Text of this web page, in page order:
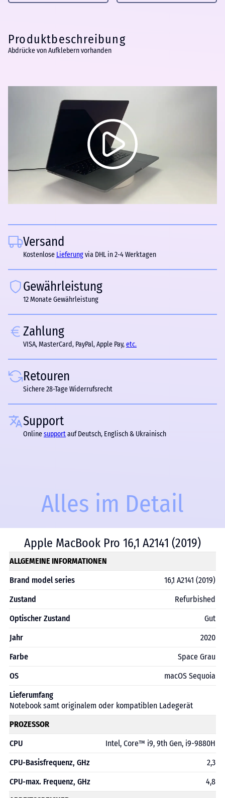
Produktbeschreibung
Abdrücke von Aufklebern vorhanden
Versand
Kostenlose Lieferungvia DHL in 2-4 Werktagen
Gewährleistung
12 Monate Gewährleistung
Zahlung
VISA, MasterCard, PayPal, Apple Pay,etc.
Retouren
Sichere 28-Tage Widerrufsrecht
Support
Onlinesupportauf Deutsch, Englisch & Ukrainisch
Alles im Detail
Apple MacBook Pro 16,1 A2141 (2019)
ALLGEMEINE INFORMATIONEN
Brand model series
16,1 A2141 (2019)
Zustand
Refurbished
Optischer Zustand
Gut
Jahr
2020
Farbe
Space Grau
OS
macOS Sequoia
Lieferumfang
Notebook samt originalem oder kompatiblen Ladegerät
PROZESSOR
CPU
Intel, Core™ i9, 9th Gen, i9-9880H
CPU-Basisfrequenz, GHz
2,3
CPU-max. Frequenz, GHz
4,8